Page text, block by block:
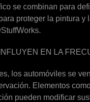
se combinan para
proteger la pintura y
EN LA
los automóviles se
Elementos
pueden modificar